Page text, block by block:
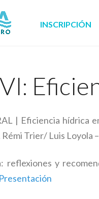
INSCRIPCIÓN
| Eficiencia hídrica
Trier/ Luis Loyola –
reflexiones y